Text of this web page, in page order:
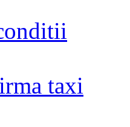
taxi